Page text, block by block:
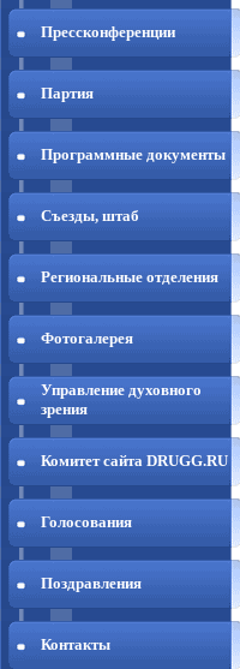
Прессконференции
Партия
Программные документы
Съезды, штаб
Региональные отделения
Фотогалерея
Управление духовного
зрения
Комитет сайта DRUGG.RU
Голосования
Поздравления
Контакты